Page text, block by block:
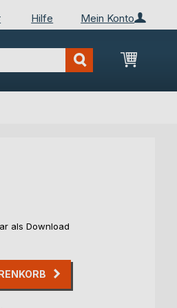
Mein Konto
Hilfe
Mein
als Download